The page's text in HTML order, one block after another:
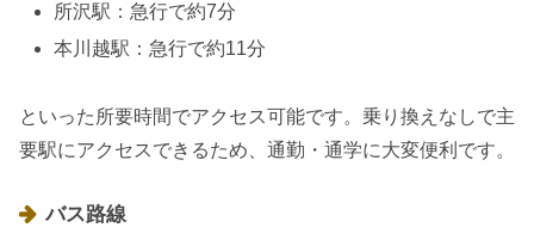
所沢駅：急行で約7分
本川越駅：急行で約11分
といった所要時間でアクセス可能です。乗り換えなしで主
要駅にアクセスできるため、通勤・通学に大変便利です。
バス路線